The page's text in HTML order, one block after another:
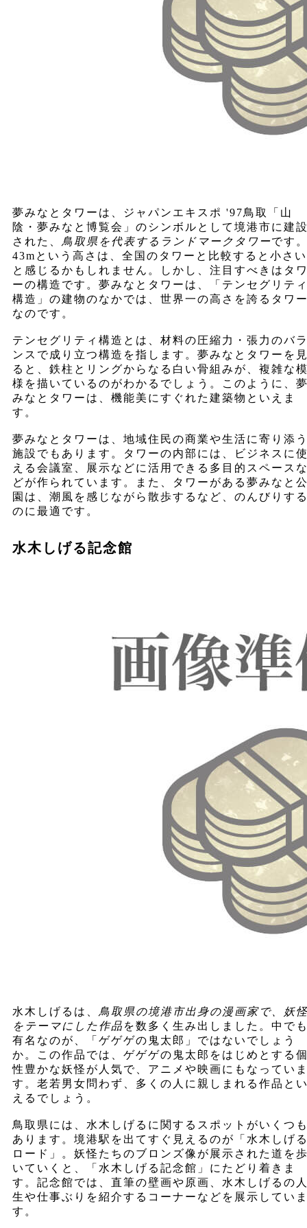
夢みなとタワーは、ジャパンエキスポ '97鳥取「山
陰・夢みなと博覧会」のシンボルとして境港市に建
された、 鳥取県を代表するランドマークタワーです
43mという高さは、全国のタワーと比較すると小さい
と感じるかもしれません。しかし、注目すべきはタ
ーの構造です。夢みなとタワーは、「テンセグリテ
構造」の建物のなかでは、世界一の高さを誇るタワ
なのです。
テンセグリティ構造とは、材料の圧縮力・張力のバ
ンスで成り立つ構造を指します。夢みなとタワーを
ると、鉄柱とリングからなる白い骨組みが、複雑な
様を描いているのがわかるでしょう。このように、
みなとタワーは、機能美にすぐれた建築物といえま
す。
夢みなとタワーは、地域住民の商業や生活に寄り添
施設でもあります。タワーの内部には、ビジネスに
える会議室、展示などに活用できる多目的スペース
どが作られています。また、タワーがある夢みなと
園は、潮風を感じながら散歩するなど、のんびりす
のに最適です。
水木しげる記念館
水木しげるは、 鳥取県の境港市出身の漫画家で、妖
をテーマにした作品 を数多く生み出しました。中で
有名なのが、「ゲゲゲの鬼太郎」ではないでしょう
か。この作品では、ゲゲゲの鬼太郎をはじめとする
性豊かな妖怪が人気で、アニメや映画にもなってい
す。老若男女問わず、多くの人に親しまれる作品と
えるでしょう。
鳥取県には、水木しげるに関するスポットがいくつ
あります。境港駅を出てすぐ見えるのが「水木しげ
ロード」。妖怪たちのブロンズ像が展示された道を
いていくと、「水木しげる記念館」にたどり着きま
す。記念館では、直筆の壁画や原画、水木しげるの
生や仕事ぶりを紹介するコーナーなどを展示してい
す。